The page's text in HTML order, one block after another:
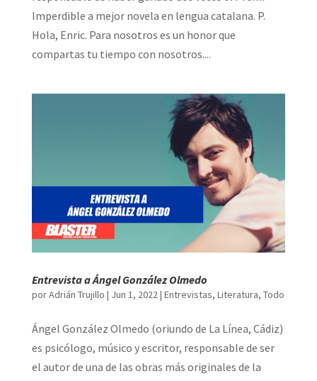
Imperdible a mejor novela en lengua catalana. P.
Hola, Enric. Para nosotros es un honor que
compartas tu tiempo con nosotros....
Entrevista a Ángel González Olmedo
porAdrián Trujillo | Jun 1, 2022| Entrevistas, Literatura, Todo
Ángel González Olmedo (oriundo de La Línea, Cádiz)
es psicólogo, músico y escritor, responsable de ser
el autor de una de las obras más originales de la